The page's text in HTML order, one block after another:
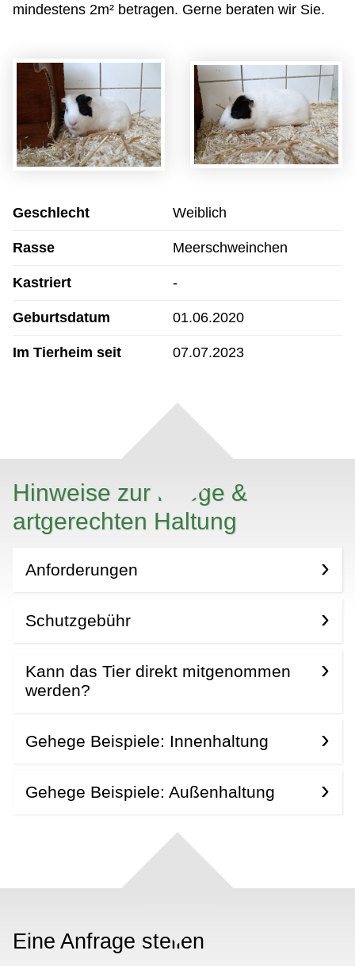
mindestens 2m² betragen. Gerne beraten wir Sie.
Geschlecht Weiblich
Rasse Meerschweinchen
Kastriert -
Geburtsdatum 01.06.2020
Im Tierheim seit 07.07.2023
Hinweise zur Pflege &
artgerechten Haltung
Anforderungen
Schutzgebühr
Kann das Tier direkt mitgenommen
werden?
Gehege Beispiele: Innenhaltung
Gehege Beispiele: Außenhaltung
Eine Anfrage stellen